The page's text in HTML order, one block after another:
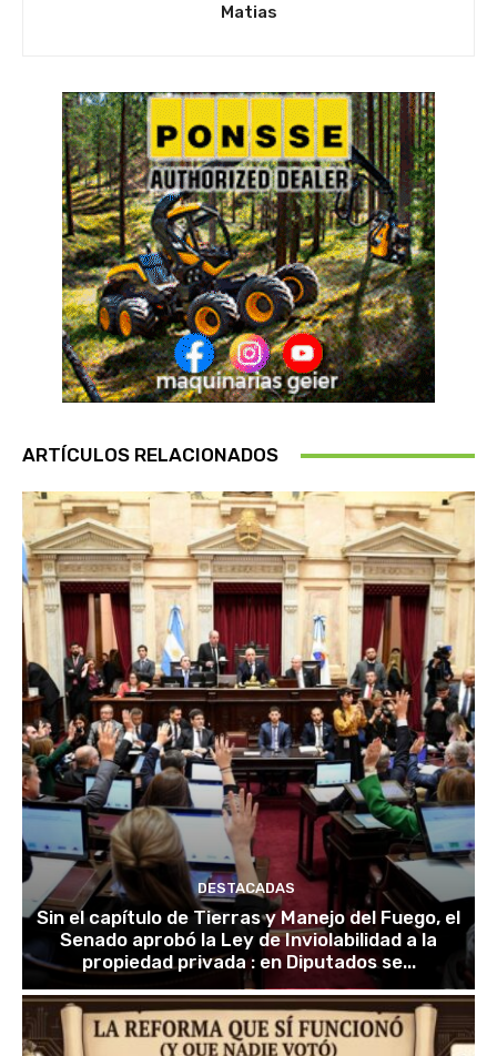
Matias
ARTÍCULOS RELACIONADOS
DESTACADAS
Sin el capítulo de Tierras y Manejo del Fuego, el
Senado aprobó la Ley de Inviolabilidad a la
propiedad privada : en Diputados se...